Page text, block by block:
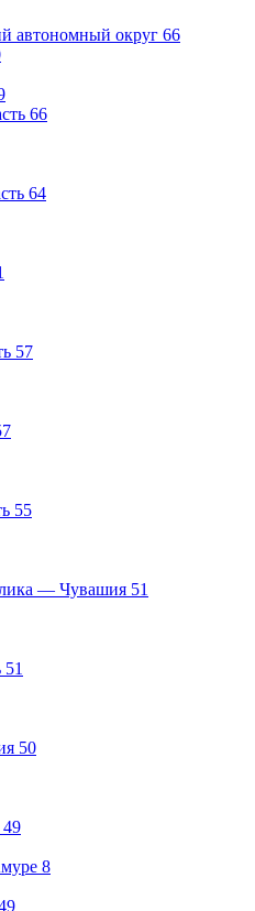
автономный округ 66
66
64
57
55
— Чувашия 51
51
50
49
8